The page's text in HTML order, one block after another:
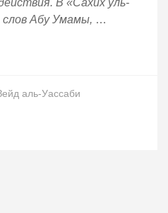
В «Сахих уль-
слов Абу Умамы, …
аль-Уассаби